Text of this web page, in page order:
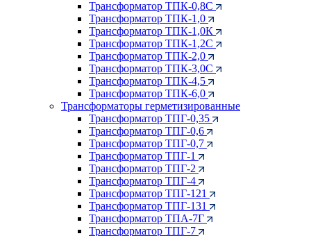
Трансформатор ТПК-0,8С
Трансформатор ТПК-1,0
Трансформатор ТПК-1,0К
Трансформатор ТПК-1,2С
Трансформатор ТПК-2,0
Трансформатор ТПК-3,0С
Трансформатор ТПК-4,5
Трансформатор ТПК-6,0
Трансформаторы герметизированные
Трансформатор ТПГ-0,35
Трансформатор ТПГ-0,6
Трансформатор ТПГ-0,7
Трансформатор ТПГ-1
Трансформатор ТПГ-2
Трансформатор ТПГ-4
Трансформатор ТПГ-121
Трансформатор ТПГ-131
Трансформатор ТПА-7Г
Трансформатор ТПГ-7